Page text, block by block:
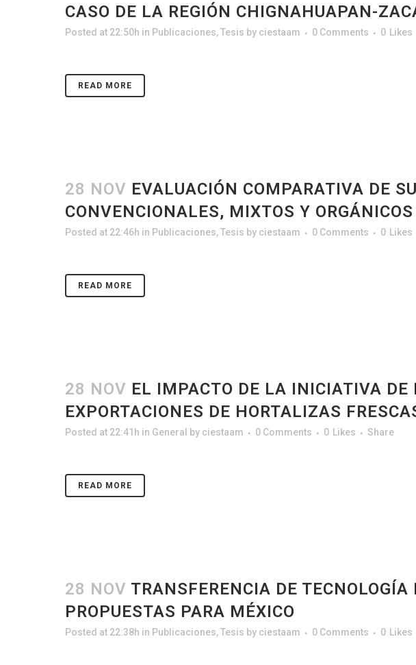
CASO DE LA REGIÓN CHIGNAHUAPAN-
Posted at 22:50h in Publicaciones,Tesis by ciestaam 0 Comments 0 Likes
READ MORE
28 NOV EVALUACIÓN COMPARATIVA DE
CONVENCIONALES, MIXTOS Y
Posted at 22:46h in Publicaciones,Tesis by ciestaam 0 Comments 0 Likes
READ MORE
28 NOV EL IMPACTO DE LA INICIATIVA
EXPORTACIONES DE HORTALIZAS
Posted at 22:41h in General by ciestaam 0 Comments 0 Likes Share
READ MORE
28 NOV TRANSFERENCIA DE
PROPUESTAS PARA MÉXICO
Posted at 22:38h in Publicaciones,Tesis by ciestaam 0 Comments 0 Likes